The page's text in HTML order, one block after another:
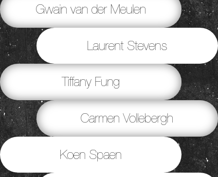
Gwain van der Meulen
Laurent Stevens
Tiffany Fung
Carmen Vollebergh
Koen Spaen